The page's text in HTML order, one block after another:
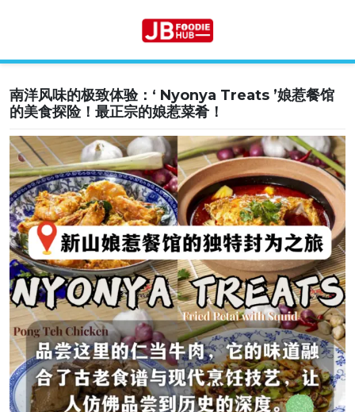
Skip
to
content
南洋风味的极致体验：‘ Nyonya Treats ’娘惹餐馆
的美食探险！最正宗的娘惹菜肴！